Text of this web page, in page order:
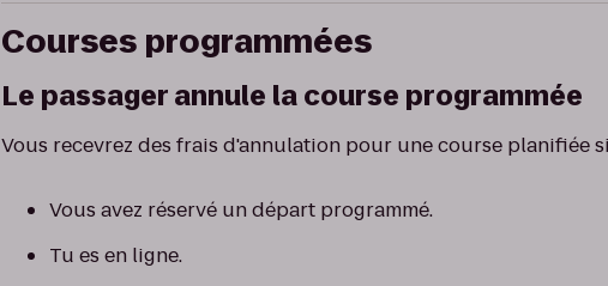
Courses programmées
Le passager annule la course programmée
Vous recevrez des frais d'annulation pour une course planifiée
Vous avez réservé un départ programmé.
Tu es en ligne.